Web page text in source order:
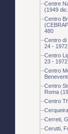
Centre
(1949
Centro
480
Centro di
24 -
Centro
23 -
Centro
Centro
Roma
Centro
Cerreti,
Cerutti,